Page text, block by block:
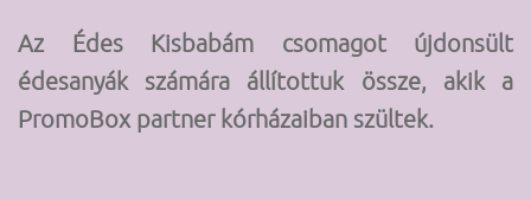
Az Édes Kisbabám csomagot újdonsült
édesanyák számára állítottuk össze, akik a
PromoBox partner kórházaiban szültek.